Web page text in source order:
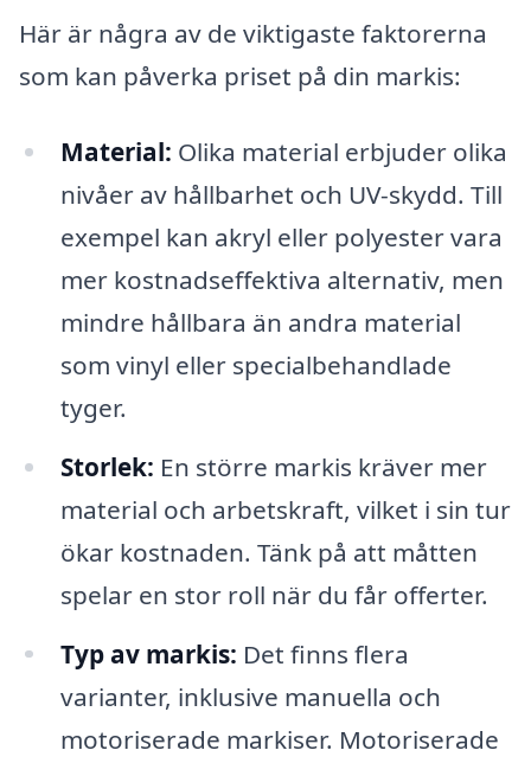
Här är några av de viktigaste faktorerna
som kan påverka priset på din markis:
Material: Olika material erbjuder olika
nivåer av hållbarhet och UV-skydd. Till
exempel kan akryl eller polyester vara
mer kostnadseffektiva alternativ, men
mindre hållbara än andra material
som vinyl eller specialbehandlade
tyger.
Storlek: En större markis kräver mer
material och arbetskraft, vilket i sin tur
ökar kostnaden. Tänk på att måtten
spelar en stor roll när du får offerter.
Typ av markis: Det finns flera
varianter, inklusive manuella och
motoriserade markiser. Motoriserade